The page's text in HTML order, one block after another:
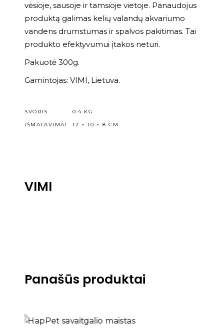
vėsioje, sausoje ir tamsioje vietoje. Panaudojus
produktą galimas kelių valandų akvariumo
vandens drumstumas ir spalvos pakitimas. Tai
produkto efektyvumui įtakos neturi.
Pakuotė 300g.
Gamintojas: VIMI, Lietuva.
SVORIS
0.4 KG
IŠMATAVIMAI
12 × 10 × 8 CM
VIMI
Panašūs produktai